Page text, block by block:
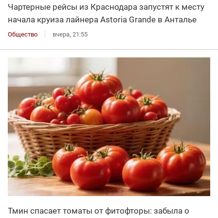
Чартерные рейсы из Краснодара запустят к месту
начала круиза лайнера Astoria Grande в Анталье
Общество вчера, 21:55
Тмин спасает томаты от фитофторы: забыла о